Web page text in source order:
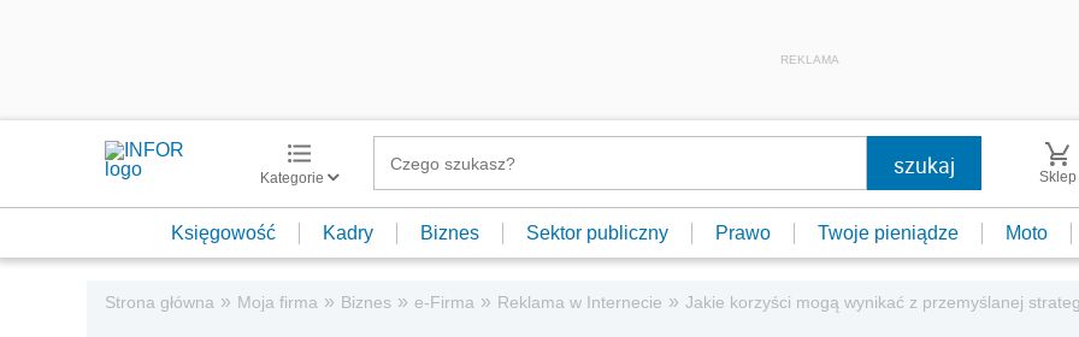
REKLAMA
Kategorie Sklep
Księgowość Kadry Biznes Sektor publiczny Prawo Twoje pieniądze Moto
Strona główna » Moja firma » Biznes » e-Firma » Reklama w Internecie » Jakie korzyści mogą wynikać z przemyślanej